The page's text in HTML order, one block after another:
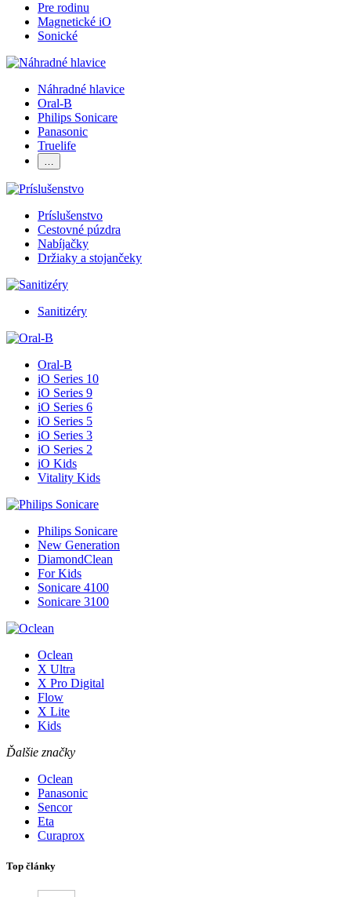
Pre rodinu
Magnetické iO
Sonické
Náhradné hlavice
Oral-B
Philips Sonicare
Panasonic
Truelife
…
Príslušenstvo
Cestovné púzdra
Nabíjačky
Držiaky a stojančeky
Sanitizéry
Oral-B
iO Series 10
iO Series 9
iO Series 6
iO Series 5
iO Series 3
iO Series 2
iO Kids
Vitality Kids
Philips Sonicare
New Generation
DiamondClean
For Kids
Sonicare 4100
Sonicare 3100
Oclean
X Ultra
X Pro Digital
Flow
X Lite
Kids
Ďalšie značky
Oclean
Panasonic
Sencor
Eta
Curaprox
Top články